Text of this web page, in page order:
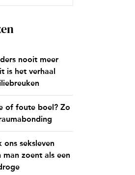
nooit meer
is het verhaal
of foute boel? Zo
ons seksleven
man zoent als een